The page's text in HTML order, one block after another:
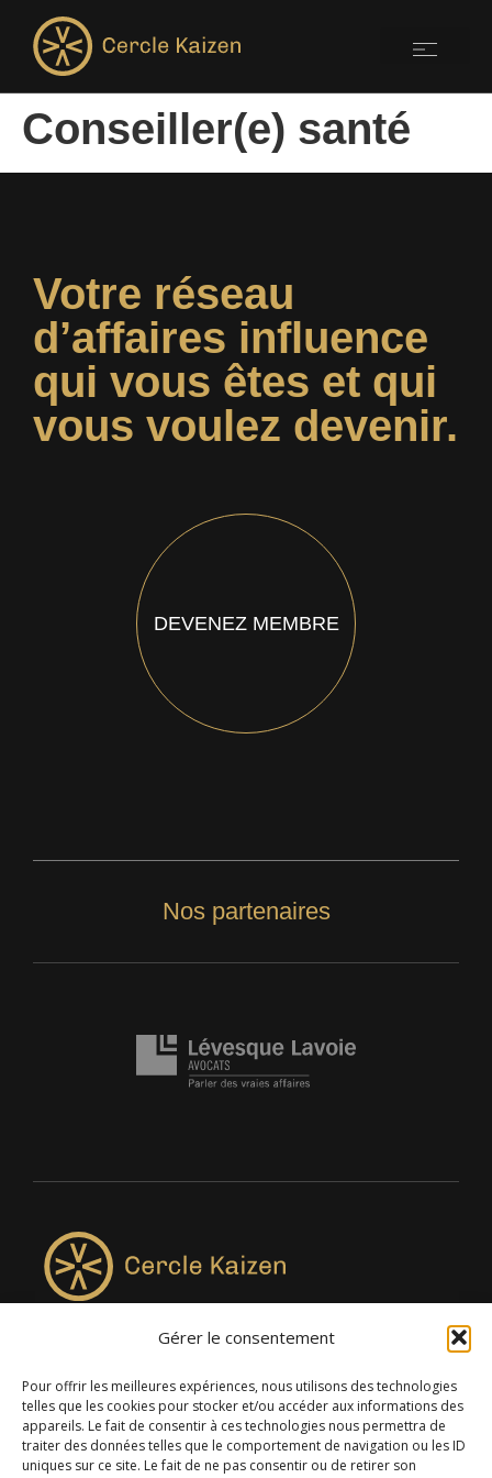
Gérer le consentement
Pour offrir les meilleures expériences, nous utilisons des technologies
telles que les cookies pour stocker et/ou accéder aux informations des
appareils. Le fait de consentir à ces technologies nous permettra de
traiter des données telles que le comportement de navigation ou les ID
uniques sur ce site. Le fait de ne pas consentir ou de retirer son
Conseiller(e) santé
Votre réseau
d’affaires influence
qui vous êtes et qui
vous voulez devenir.
DEVENEZ MEMBRE
Nos partenaires
4957, rue Lionel-Groulx, bureau 819, Saint-Augustin-de-
Desmaures QC G3A 0M7